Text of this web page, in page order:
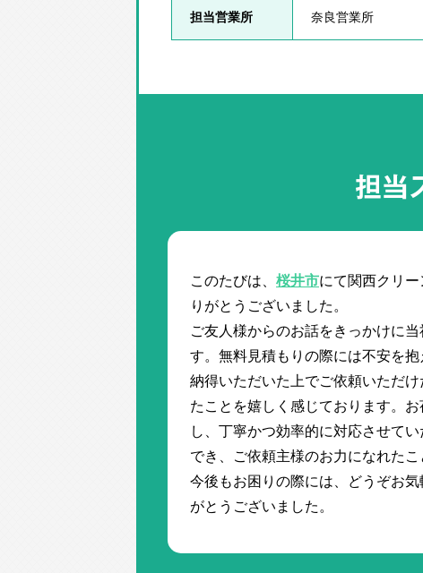
担当営業所 奈良営業所
担当
このたびは、 桜井市にて関西クリ
りがとうございました。
ご友人様からのお話をきっかけに
す。無料見積もりの際には不安を
納得いただいた上でご依頼いただ
たことを嬉しく感じております。
し、丁寧かつ効率的に対応させて
でき、ご依頼主様のお力になれた
今後もお困りの際には、どうぞお
がとうございました。